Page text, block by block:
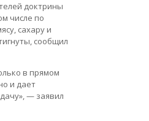
доктрины
числе по
сахару и
сообщил
в прямом
и дает
— заявил